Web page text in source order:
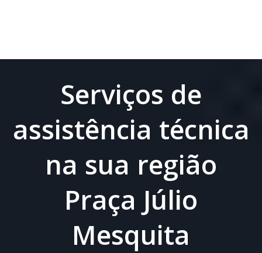
Serviços de
assistência técnica
na sua região
Praça Júlio
Mesquita